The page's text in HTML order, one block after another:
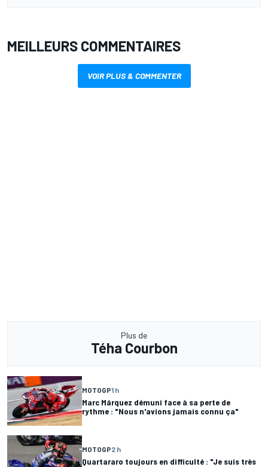
MEILLEURS COMMENTAIRES
VOIR PLUS & COMMENTER
Plus de
Téha Courbon
MOTOGP1 h
Marc Márquez démuni face à sa perte de
rythme : "Nous n'avions jamais connu ça"
MOTOGP2 h
Quartararo toujours en difficulté : "Je suis très